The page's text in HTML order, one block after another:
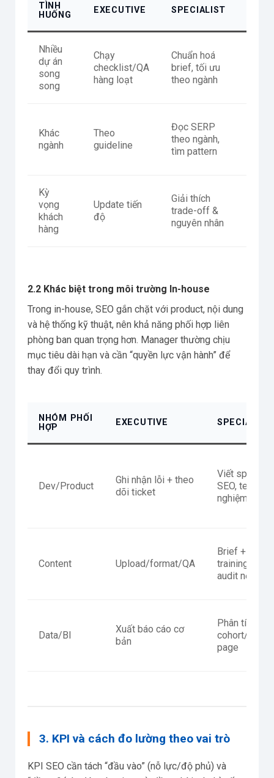
TÌNH
HUỐNG
EXECUTIVE SPECIALIST
Nhiều
dự án
song
song
Chạy
checklist/QA
hàng loạt
Chuẩn hoá
brief, tối ưu
theo ngành
Khác
ngành
Theo
guideline
Đọc SERP
theo ngành,
tìm pattern
Kỳ
vọng
khách
hàng
Update tiến
độ
Giải thích
trade-off &
nguyên nhân
2.2 Khác biệt trong môi trường In-house
Trong in-house, SEO gắn chặt với product, nội dung
và hệ thống kỹ thuật, nên khả năng phối hợp liên
phòng ban quan trọng hơn. Manager thường chịu
mục tiêu dài hạn và cần “quyền lực vận hành” để
thay đổi quy trình.
NHÓM PHỐI
HỢP
EXECUTIVE SPECIALIST
Dev/Product
Ghi nhận lỗi + theo
dõi ticket
Viết spec
SEO, test &
nghiệm thu
Content Upload/format/QA
Brief +
training +
audit nội
Data/BI
Xuất báo cáo cơ
bản
Phân tích
cohort/
page
3. KPI và cách đo lường theo vai trò
KPI SEO cần tách “đầu vào” (nỗ lực/độ phủ) và